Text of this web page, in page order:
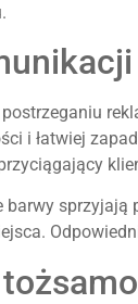
i łatwiej
barwy